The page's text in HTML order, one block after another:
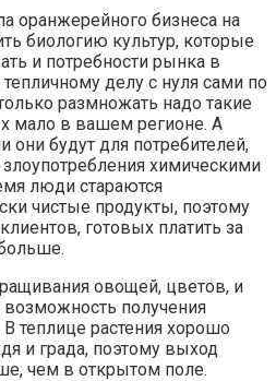
оранжерейного бизнеса на
биологию культур, которые
и потребности рынка в
делу с нуля сами по
размножать надо такие
мало в вашем регионе. А
будут для потребителей,
химическими
люди стараются
чистые продукты, поэтому
готовых платить за
овощей, цветов, и
возможность получения
теплице растения хорошо
и града, поэтому выход
чем в открытом поле.